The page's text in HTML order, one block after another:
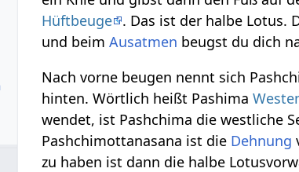
Hüftbeuge . Das ist der halbe Lotus.
und beimAusatmen beugst du dich
Nach vorne beugen nennt sich
hinten. Wörtlich heißt Pashima
wendet, ist Pashchima die westliche
Pashchimottanasana ist die Dehnung
zu haben ist dann die halbe